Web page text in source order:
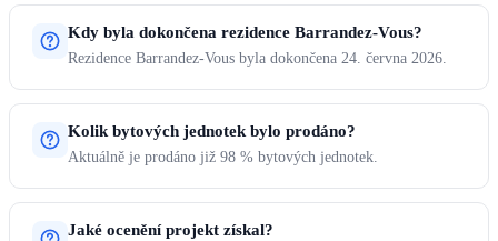
Kdy byla dokončena rezidence Barrandez-Vous?
Rezidence Barrandez-Vous byla dokončena 24. června 2026.
Kolik bytových jednotek bylo prodáno?
Aktuálně je prodáno již 98 % bytových jednotek.
Jaké ocenění projekt získal?